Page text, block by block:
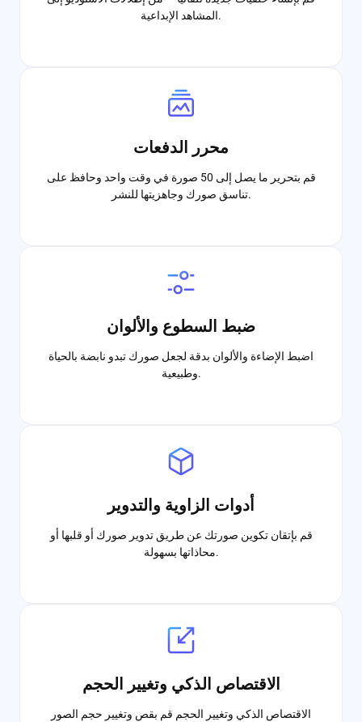
المشاهد الإبداعية.
محرر الدفعات
قم بتحرير ما يصل إلى 50 صورة في وقت واحد وحافظ على
تناسق صورك وجاهزيتها للنشر.
ضبط السطوع والألوان
اضبط الإضاءة والألوان بدقة لجعل صورك تبدو نابضة بالحياة
وطبيعية.
أدوات الزاوية والتدوير
قم بإتقان تكوين صورتك عن طريق تدوير صورك أو قلبها أو
محاذاتها بسهولة.
الاقتصاص الذكي وتغيير الحجم
الاقتصاص الذكي وتغيير الحجم قم بقص وتغيير حجم الصور